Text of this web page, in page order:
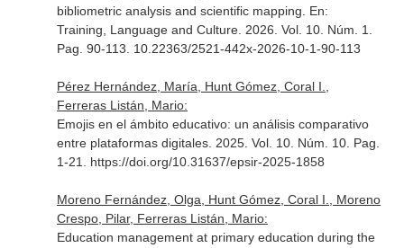
bibliometric analysis and scientific mapping. En:
Training, Language and Culture. 2026. Vol. 10. Núm. 1.
Pag. 90-113. 10.22363/2521-442x-2026-10-1-90-113
Pérez Hernández, María, Hunt Gómez, Coral I.,
Ferreras Listán, Mario:
Emojis en el ámbito educativo: un análisis comparativo
entre plataformas digitales. 2025. Vol. 10. Núm. 10. Pag.
1-21. https://doi.org/10.31637/epsir-2025-1858
Moreno Fernández, Olga, Hunt Gómez, Coral I., Moreno
Crespo, Pilar, Ferreras Listán, Mario:
Education management at primary education during the